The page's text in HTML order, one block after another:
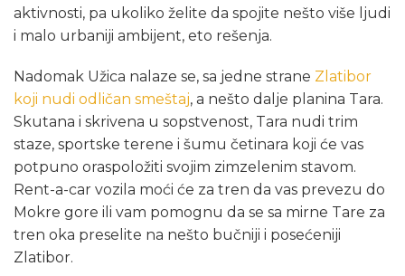
aktivnosti, pa ukoliko želite da spojite nešto više ljudi
i malo urbaniji ambijent, eto rešenja.
Nadomak Užica nalaze se, sa jedne strane Zlatibor
koji nudi odličan smeštaj, a nešto dalje planina Tara.
Skutana i skrivena u sopstvenost, Tara nudi trim
staze, sportske terene i šumu četinara koji će vas
potpuno oraspoložiti svojim zimzelenim stavom.
Rent-a-car vozila moći će za tren da vas prevezu do
Mokre gore ili vam pomognu da se sa mirne Tare za
tren oka preselite na nešto bučniji i posećeniji
Zlatibor.